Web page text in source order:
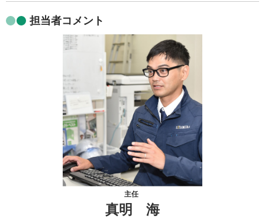
担当者コメント
主任
真明 海